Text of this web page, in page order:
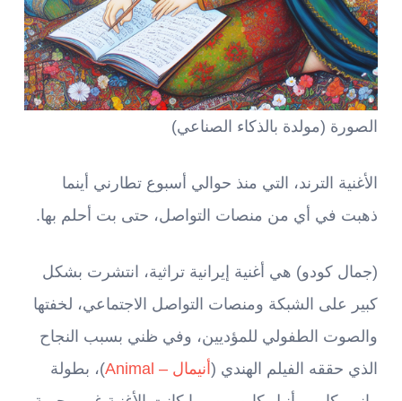
الصورة (مولدة بالذكاء الصناعي)
الأغنية الترند، التي منذ حوالي أسبوع تطارني أينما
ذهبت في أي من منصات التواصل، حتى بت أحلم بها.
(جمال كودو) هي أغنية إيرانية تراثية، انتشرت بشكل
كبير على الشبكة ومنصات التواصل الاجتماعي، لخفتها
والصوت الطفولي للمؤديين، وفي ظني بسبب النجاح
الذي حققه الفيلم الهندي (أنيمال – Animal
)، بطولة